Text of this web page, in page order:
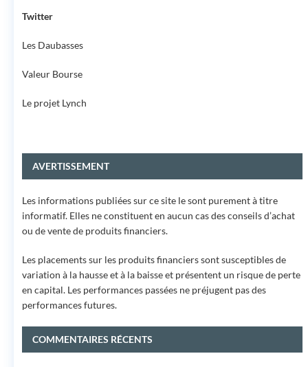
Twitter
Les Daubasses
Valeur Bourse
Le projet Lynch
AVERTISSEMENT
Les informations publiées sur ce site le sont purement à titre
informatif. Elles ne constituent en aucun cas des conseils d’achat
ou de vente de produits financiers.
Les placements sur les produits financiers sont susceptibles de
variation à la hausse et à la baisse et présentent un risque de perte
en capital. Les performances passées ne préjugent pas des
performances futures.
COMMENTAIRES RÉCENTS